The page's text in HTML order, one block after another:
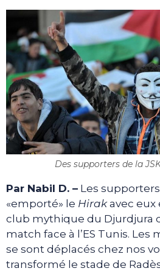
Des supporters de la
Par Nabil D. – Les
«emporté» le Hirakavec eux
club mythique du Djurdjura
match face à l’ES Tunis. Les
se sont déplacés chez nos
transformé le stade de